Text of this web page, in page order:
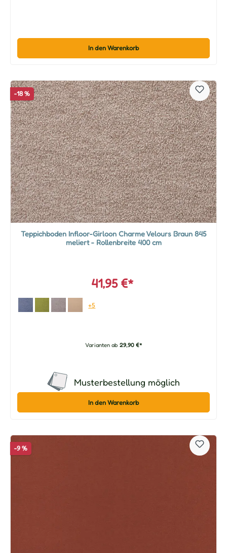
In den Warenkorb
-18 %
Teppichboden Infloor-Girloon Charme Velours Braun 845
meliert - Rollenbreite 400 cm
41,95 €*
+5
Varianten ab 29,90 €*
Musterbestellung möglich
In den Warenkorb
-9 %